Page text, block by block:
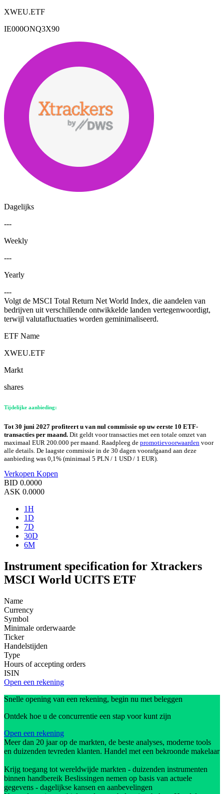
XWEU.ETF
IE000ONQ3X90
Dagelijks
---
Weekly
---
Yearly
---
Volgt de MSCI Total Return Net World Index, die aandelen van
bedrijven uit verschillende ontwikkelde landen vertegenwoordigt,
terwijl valutafluctuaties worden geminimaliseerd.
ETF Name
XWEU.ETF
Markt
shares
Tijdelijke aanbieding:
Tot 30 juni 2027 profiteert u van nul commissie op uw eerste 10 ETF-
transacties per maand. Dit geldt voor transacties met een totale omzet van
maximaal EUR 200.000 per maand. Raadpleeg de promotievoorwaarden voor
alle details. De laagste commissie in de 30 dagen voorafgaand aan deze
aanbieding was 0,1% (minimaal 5 PLN / 1 USD / 1 EUR).
Verkopen Kopen
BID 0.0000
ASK 0.0000
1H
1D
7D
30D
6M
Instrument specification for Xtrackers
MSCI World UCITS ETF
Name
Currency
Symbol
Minimale orderwaarde
Ticker
Handelstijden
Type
Hours of accepting orders
ISIN
Open een rekening
Snelle opening van een rekening, begin nu met beleggen
Ontdek hoe u de concurrentie een stap voor kunt zijn
Open een rekening
Meer dan 20 jaar op de markten, de beste analyses, moderne tools
en duizenden tevreden klanten. Handel met een bekroonde makelaar
Krijg toegang tot wereldwijde markten - duizenden instrumenten
binnen handbereik Beslissingen nemen op basis van actuele
gegevens - dagelijkse kansen en aanbevelingen